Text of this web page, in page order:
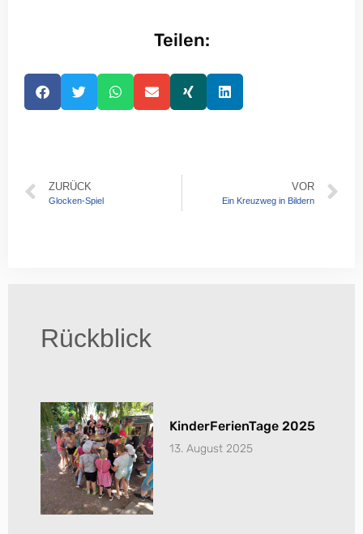
Teilen:
ZURÜCK
Glocken-Spiel
VOR
Ein Kreuzweg in Bildern
Rückblick
KinderFerienTage 2025
13. August 2025